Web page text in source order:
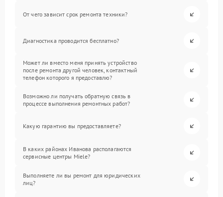
От чего зависит срок ремонта техники?
Диагностика проводится бесплатно?
Может ли вместо меня принять устройство
после ремонта другой человек, контактный
телефон которого я предоставлю?
Возможно ли получать обратную связь в
процессе выполнения ремонтных работ?
Какую гарантию вы предоставляете?
В каких районах Иванова располагаются
сервисные центры Miele?
Выполняете ли вы ремонт для юридических
лиц?